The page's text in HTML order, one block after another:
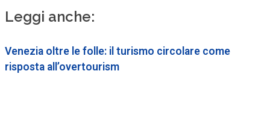
Leggi anche:
Venezia oltre le folle: il turismo circolare come
risposta all’overtourism